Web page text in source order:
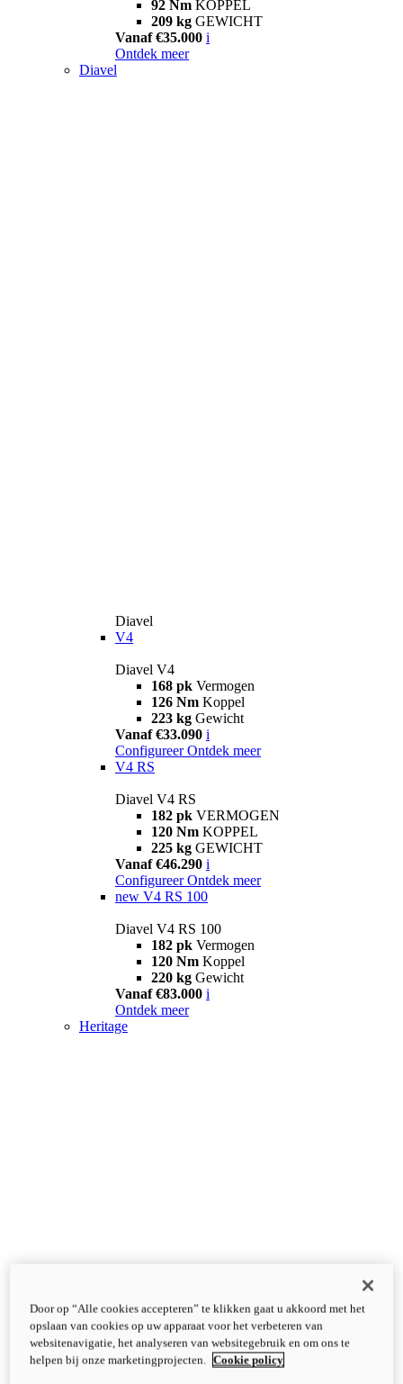
92 Nm KOPPEL
209 kg GEWICHT
Vanaf €35.000 i
Ontdek meer
Diavel
Diavel
V4
Diavel V4
168 pk Vermogen
126 Nm Koppel
223 kg Gewicht
Vanaf €33.090 i
Configureer Ontdek meer
V4 RS
Diavel V4 RS
182 pk VERMOGEN
120 Nm KOPPEL
225 kg GEWICHT
Vanaf €46.290 i
Configureer Ontdek meer
new V4 RS 100
Diavel V4 RS 100
182 pk Vermogen
120 Nm Koppel
220 kg Gewicht
Vanaf €83.000 i
Ontdek meer
Heritage
Door op “Alle cookies accepteren” te klikken gaat u akkoord met het
opslaan van cookies op uw apparaat voor het verbeteren van
websitenavigatie, het analyseren van websitegebruik en om ons te
helpen bij onze marketingprojecten.
Cookie policy